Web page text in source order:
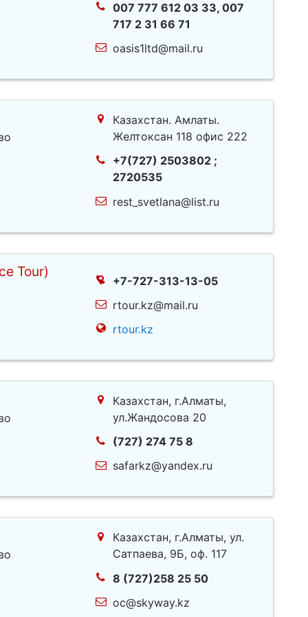
007 777 612 03 33, 007
717 2 31 66 71
oasis1ltd@mail.ru
Казахстан. Амлаты.
Желтоксан 118 офис 222
+7(727) 2503802 ;
2720535
rest_svetlana@list.ru
Tour)
+7-727-313-13-05
rtour.kz@mail.ru
rtour.kz
Казахстан, г.Алматы,
ул.Жандосова 20
(727) 274 75 8
safarkz@yandex.ru
Казахстан, г.Алматы, ул.
Сатпаева, 9Б, оф. 117
8 (727)258 25 50
oc@skyway.kz